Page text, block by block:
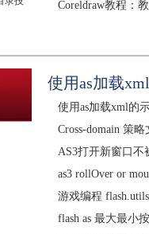
Coreldraw教程：
使用as加载
使用as加载xml的
Cross-domain 策
AS3打开新窗口不
as3 rollOver or
游戏编程
flash as 最大最小